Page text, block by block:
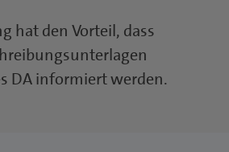
hat den Vorteil, dass
DA informiert werden.